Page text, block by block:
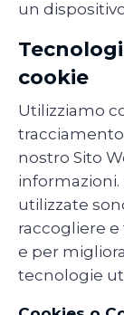
un
cookie
Utilizziamo
tracciamento
nostro Sito
utilizzate
raccogliere
e per
tecnologie